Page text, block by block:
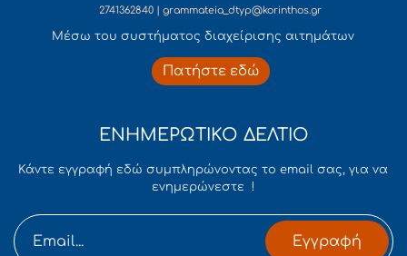
2741362840 | grammateia_dtyp@korinthos.gr
Mέσω του συστήματος διαχείρισης αιτημάτων
Πατήστε εδώ
ΕΝΗΜΕΡΩΤΙΚΟ ΔΕΛΤΙΟ
Κάντε εγγραφή εδώ συμπληρώνοντας το email σας, για να
ενημερώνεστε !
Εγγραφή